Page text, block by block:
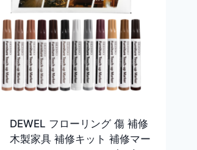
DEWEL フローリング 傷 補修
木製家具 補修キット 補修マー